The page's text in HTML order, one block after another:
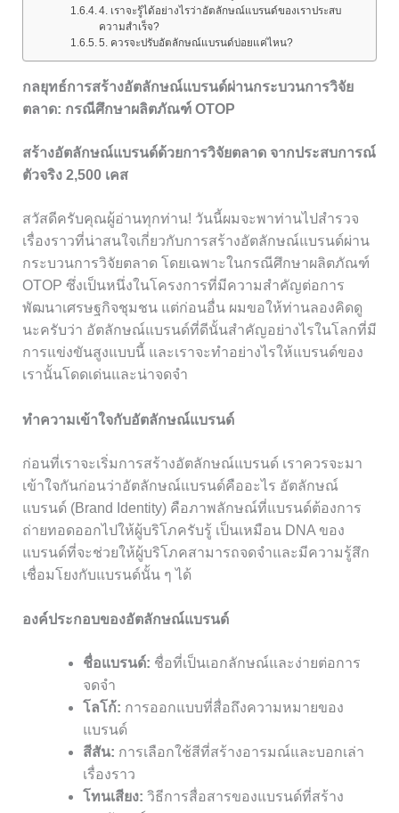
4. เราจะรู้ได้อย่างไรว่าอัตลักษณ์แบรนด์ของเราประสบ
ความสำเร็จ?
5. ควรจะปรับอัตลักษณ์แบรนด์บ่อยแค่ไหน?
กลยุทธ์การสร้างอัตลักษณ์แบรนด์ผ่านกระบวนการวิจัย
ตลาด: กรณีศึกษาผลิตภัณฑ์ OTOP
สร้างอัตลักษณ์แบรนด์ด้วยการวิจัยตลาด จากประสบการณ์
ตัวจริง 2,500 เคส
สวัสดีครับคุณผู้อ่านทุกท่าน! วันนี้ผมจะพาท่านไปสำรวจ
เรื่องราวที่น่าสนใจเกี่ยวกับการสร้างอัตลักษณ์แบรนด์ผ่าน
กระบวนการวิจัยตลาด โดยเฉพาะในกรณีศึกษาผลิตภัณฑ์
OTOP ซึ่งเป็นหนึ่งในโครงการที่มีความสำคัญต่อการ
พัฒนาเศรษฐกิจชุมชน แต่ก่อนอื่น ผมขอให้ท่านลองคิดดู
นะครับว่า อัตลักษณ์แบรนด์ที่ดีนั้นสำคัญอย่างไรในโลกที่มี
การแข่งขันสูงแบบนี้ และเราจะทำอย่างไรให้แบรนด์ของ
เรานั้นโดดเด่นและน่าจดจำ
ทำความเข้าใจกับอัตลักษณ์แบรนด์
ก่อนที่เราจะเริ่มการสร้างอัตลักษณ์แบรนด์ เราควรจะมา
เข้าใจกันก่อนว่าอัตลักษณ์แบรนด์คืออะไร อัตลักษณ์
แบรนด์ (Brand Identity) คือภาพลักษณ์ที่แบรนด์ต้องการ
ถ่ายทอดออกไปให้ผู้บริโภครับรู้ เป็นเหมือน DNA ของ
แบรนด์ที่จะช่วยให้ผู้บริโภคสามารถจดจำและมีความรู้สึก
เชื่อมโยงกับแบรนด์นั้น ๆ ได้
องค์ประกอบของอัตลักษณ์แบรนด์
ชื่อแบรนด์: ชื่อที่เป็นเอกลักษณ์และง่ายต่อการ
จดจำ
โลโก้: การออกแบบที่สื่อถึงความหมายของ
แบรนด์
สีสัน: การเลือกใช้สีที่สร้างอารมณ์และบอกเล่า
เรื่องราว
โทนเสียง: วิธีการสื่อสารของแบรนด์ที่สร้าง